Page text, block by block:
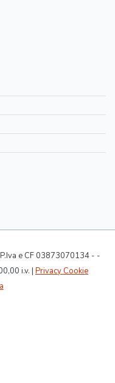
e CF 03873070134 - -
i.v. | Privacy Cookie